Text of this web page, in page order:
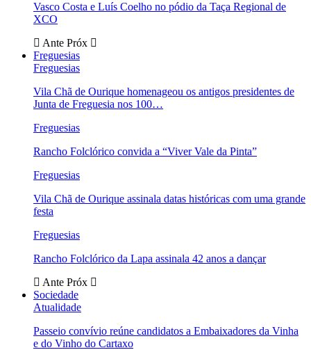
Vasco Costa e Luís Coelho no pódio da Taça Regional de
XCO
Ante Próx
Freguesias
Freguesias
Vila Chã de Ourique homenageou os antigos presidentes de
Junta de Freguesia nos 100…
Freguesias
Rancho Folclórico convida a “Viver Vale da Pinta”
Freguesias
Vila Chã de Ourique assinala datas históricas com uma grande
festa
Freguesias
Rancho Folclórico da Lapa assinala 42 anos a dançar
Ante Próx
Sociedade
Atualidade
Passeio convívio reúne candidatos a Embaixadores da Vinha
e do Vinho do Cartaxo